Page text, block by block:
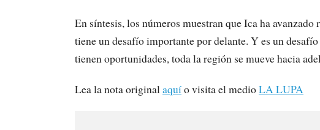
En síntesis, los números muestran que Ica ha
tiene un desafío importante por delante. Y es un
tienen oportunidades, toda la región se mueve hacia
Lea la nota originalaquío visita el medioLA LUPA